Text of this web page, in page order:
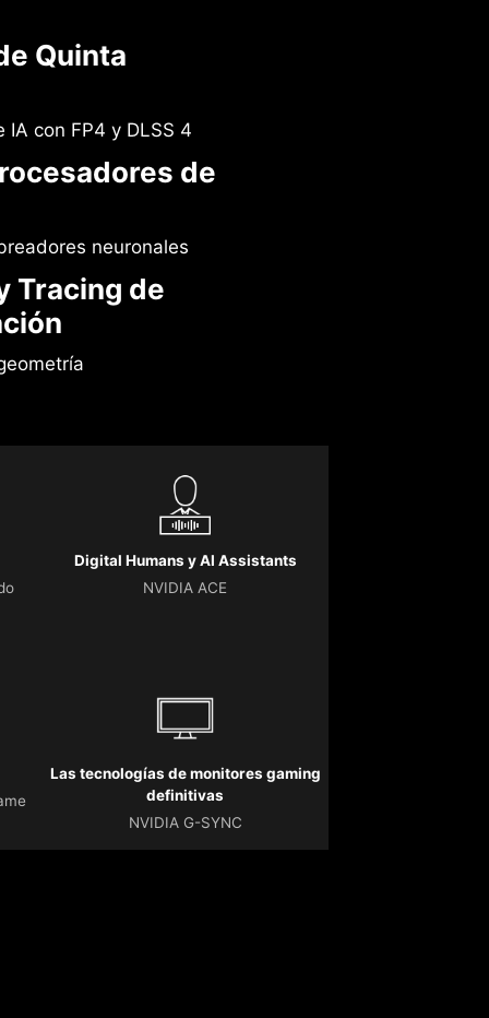
Quinta
con FP4 y DLSS 4
de
neuronales
Tracing de
Digital Humans y AI Assistants
NVIDIA ACE
Las tecnologías de monitores gaming
definitivas
NVIDIA G-SYNC